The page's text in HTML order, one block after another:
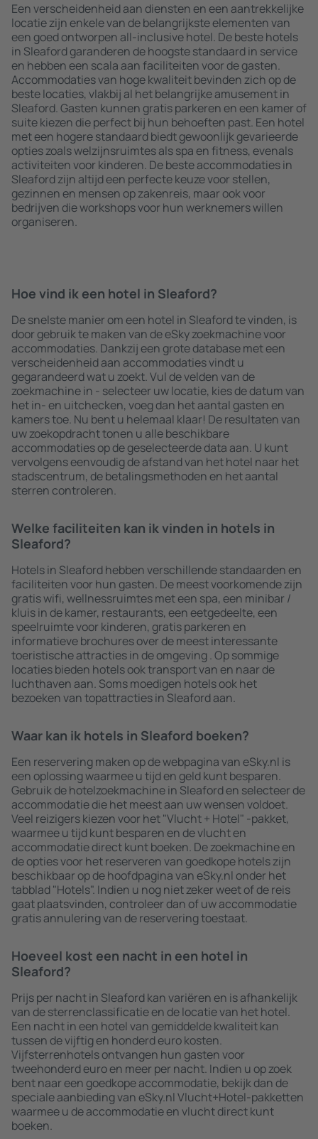
Een verscheidenheid aan diensten en een aantrekkelijke
locatie zijn enkele van de belangrijkste elementen van
een goed ontworpen all-inclusive hotel. De beste hotels
in Sleaford garanderen de hoogste standaard in service
en hebben een scala aan faciliteiten voor de gasten.
Accommodaties van hoge kwaliteit bevinden zich op de
beste locaties, vlakbij al het belangrijke amusement in
Sleaford. Gasten kunnen gratis parkeren en een kamer of
suite kiezen die perfect bij hun behoeften past. Een hotel
met een hogere standaard biedt gewoonlijk gevarieerde
opties zoals welzijnsruimtes als spa en fitness, evenals
activiteiten voor kinderen. De beste accommodaties in
Sleaford zijn altijd een perfecte keuze voor stellen,
gezinnen en mensen op zakenreis, maar ook voor
bedrijven die workshops voor hun werknemers willen
organiseren.
Hoe vind ik een hotel in Sleaford?
De snelste manier om een hotel in Sleaford te vinden, is
door gebruik te maken van de eSky zoekmachine voor
accommodaties. Dankzij een grote database met een
verscheidenheid aan accommodaties vindt u
gegarandeerd wat u zoekt. Vul de velden van de
zoekmachine in - selecteer uw locatie, kies de datum van
het in- en uitchecken, voeg dan het aantal gasten en
kamers toe. Nu bent u helemaal klaar! De resultaten van
uw zoekopdracht tonen u alle beschikbare
accommodaties op de geselecteerde data aan. U kunt
vervolgens eenvoudig de afstand van het hotel naar het
stadscentrum, de betalingsmethoden en het aantal
sterren controleren.
Welke faciliteiten kan ik vinden in hotels in
Sleaford?
Hotels in Sleaford hebben verschillende standaarden en
faciliteiten voor hun gasten. De meest voorkomende zijn
gratis wifi, wellnessruimtes met een spa, een minibar /
kluis in de kamer, restaurants, een eetgedeelte, een
speelruimte voor kinderen, gratis parkeren en
informatieve brochures over de meest interessante
toeristische attracties in de omgeving . Op sommige
locaties bieden hotels ook transport van en naar de
luchthaven aan. Soms moedigen hotels ook het
bezoeken van topattracties in Sleaford aan.
Waar kan ik hotels in Sleaford boeken?
Een reservering maken op de webpagina van eSky.nl is
een oplossing waarmee u tijd en geld kunt besparen.
Gebruik de hotelzoekmachine in Sleaford en selecteer de
accommodatie die het meest aan uw wensen voldoet.
Veel reizigers kiezen voor het "Vlucht + Hotel" -pakket,
waarmee u tijd kunt besparen en de vlucht en
accommodatie direct kunt boeken. De zoekmachine en
de opties voor het reserveren van goedkope hotels zijn
beschikbaar op de hoofdpagina van eSky.nl onder het
tabblad "Hotels". Indien u nog niet zeker weet of de reis
gaat plaatsvinden, controleer dan of uw accommodatie
gratis annulering van de reservering toestaat.
Hoeveel kost een nacht in een hotel in
Sleaford?
Prijs per nacht in Sleaford kan variëren en is afhankelijk
van de sterrenclassificatie en de locatie van het hotel.
Een nacht in een hotel van gemiddelde kwaliteit kan
tussen de vijftig en honderd euro kosten.
Vijfsterrenhotels ontvangen hun gasten voor
tweehonderd euro en meer per nacht. Indien u op zoek
bent naar een goedkope accommodatie, bekijk dan de
speciale aanbieding van eSky.nl Vlucht+Hotel-pakketten
waarmee u de accommodatie en vlucht direct kunt
boeken.